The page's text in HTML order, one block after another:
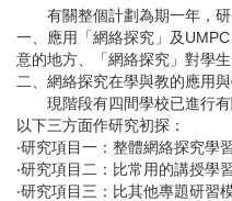
有關整個計劃為期一年，研
一、應用「網絡探究」及
意的地方、「網絡探究」對學
二、網絡探究在學與教的應用
現階段有四間學校已進行有
以下三方面作研究初探：
‧研究項目一：整體網絡探究學
‧研究項目二：比常用的講授學
‧研究項目三：比其他專題研習